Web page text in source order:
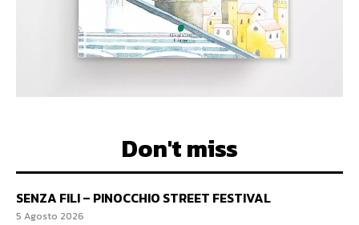
Don't miss
SENZA FILI – PINOCCHIO STREET FESTIVAL
5 Agosto 2026